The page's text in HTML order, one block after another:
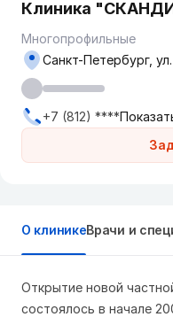
Клиника
Многопрофильные
Санкт-Петербург,
+7 (812) ****
О клиникеВрачи и
Открытие новой
состоялось в начале